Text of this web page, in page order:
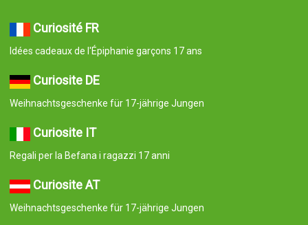
Curiosité FR
Idées cadeaux de l'Épiphanie garçons 17 ans
Curiosite DE
Weihnachtsgeschenke für 17-jährige Jungen
Curiosite IT
Regali per la Befana i ragazzi 17 anni
Curiosite AT
Weihnachtsgeschenke für 17-jährige Jungen